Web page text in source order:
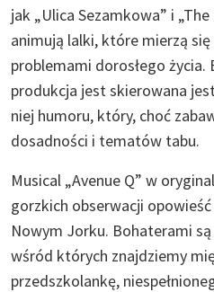
jak „Ulica Sezamkowa” i
animują lalki, które mierzą
problemami dorosłego
produkcja jest skierowana
niej humoru, który, choć
dosadności i tematów tabu.
Musical „Avenue Q” w
gorzkich obserwacji
Nowym Jorku. Bohaterami
wśród których znajdziemy
przedszkolankę,